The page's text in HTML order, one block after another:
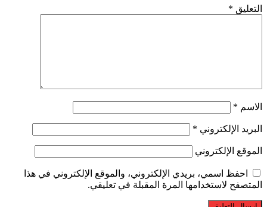
التعليق *
الاسم *
البريد الإلكتروني *
الموقع الإلكتروني
احفظ اسمي، بريدي الإلكتروني، والموقع الإلكتروني في هذا
المتصفح لاستخدامها المرة المقبلة في تعليقي.